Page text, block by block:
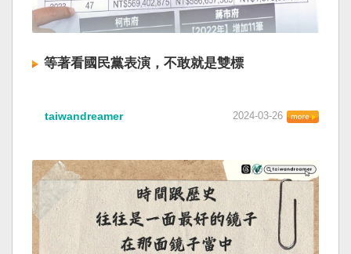
等著看國民黨表演，不敢就是雙標
taiwandreamer 2024-03-26